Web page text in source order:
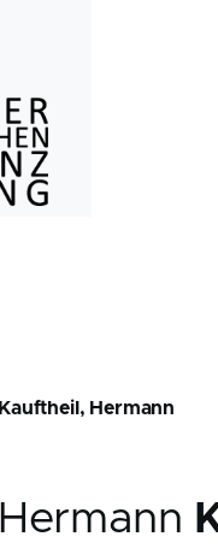
Kauftheil, Hermann
Hermann